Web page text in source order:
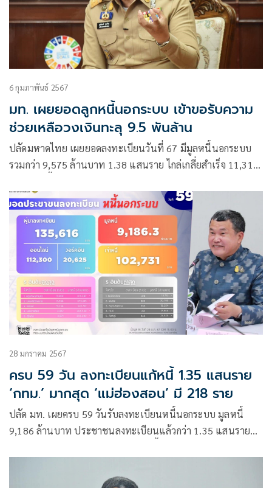
6 กุมภาพันธ์ 2567
มท. เผยยอดลูกหนี้นอกระบบ เข้าขอรับความ
ช่วยเหลือวงเงินทะลุ 9.5 พันล้าน
ปลัดมหาดไทย เผยยอดลงทะเบียนวันที่ 67 มีมูลหนี้นอกระบบ
รวมกว่า 9,575 ล้านบาท 1.38 แสนราย ไกล่เกลี่ยสำเร็จ 11,319
ดำเนินการไกล่เกลี่ยหนี้นอกระบบอย่างต่อเนื่อง หากไม่สามารถ
ไกล่เกลี่ยได้ให้ประสานเจ้าหน้าที่ตำรวจดำเนินการตามกฎหมาย
ทุกกรณี
28 มกราคม 2567
ครบ 59 วัน ลงทะเบียนแก้หนี้ 1.35 แสนราย
‘กทม.’ มากสุด ‘แม่ฮ่องสอน’ มี 218 ราย
ปลัด มท. เผยครบ 59 วันรับลงทะเบียนหนี้นอกระบบ มูลหนี้
9,186 ล้านบาท ประชาชนลงทะเบียนแล้วกว่า 1.35 แสนราย